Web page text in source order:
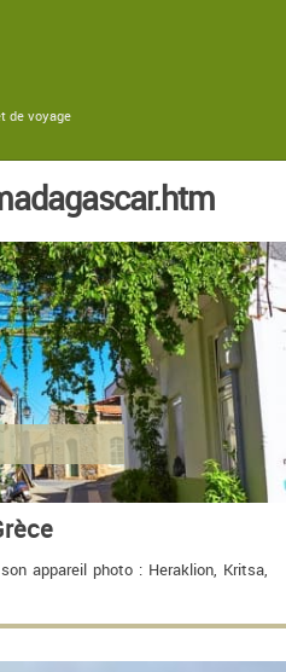
de voyage
appareil photo : Heraklion, Kritsa,